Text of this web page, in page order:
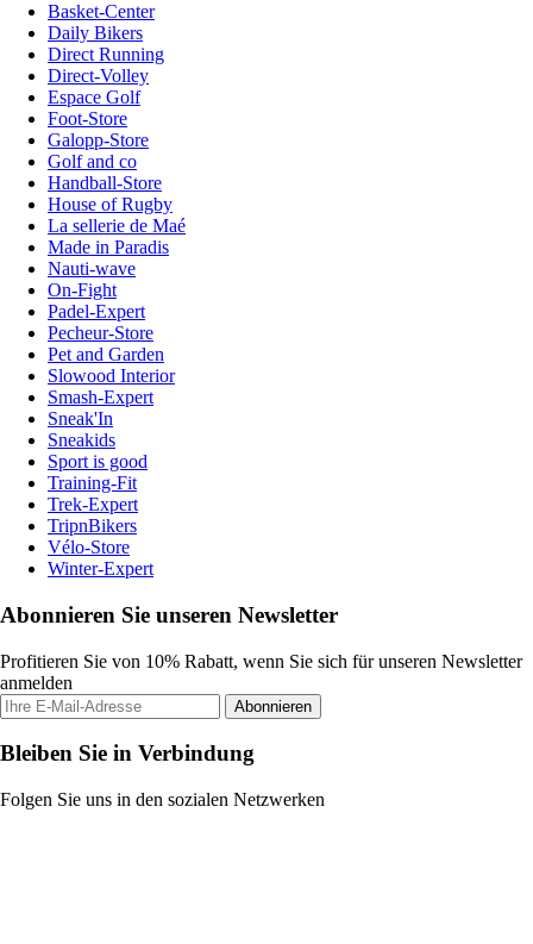
Basket-Center
Daily Bikers
Direct Running
Direct-Volley
Espace Golf
Foot-Store
Galopp-Store
Golf and co
Handball-Store
House of Rugby
La sellerie de Maé
Made in Paradis
Nauti-wave
On-Fight
Padel-Expert
Pecheur-Store
Pet and Garden
Slowood Interior
Smash-Expert
Sneak'In
Sneakids
Sport is good
Training-Fit
Trek-Expert
TripnBikers
Vélo-Store
Winter-Expert
Abonnieren Sie unseren Newsletter
Profitieren Sie von 10% Rabatt, wenn Sie sich für unseren Newsletter
anmelden
Abonnieren
Bleiben Sie in Verbindung
Folgen Sie uns in den sozialen Netzwerken